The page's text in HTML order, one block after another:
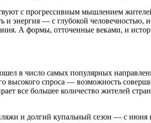
с прогрессивным мышлением
энергия — с глубокой
А формы, отточенные веками, и
в число самых популярных
спроса — возможность
все большее количество жителей
и долгий купальный сезон — с